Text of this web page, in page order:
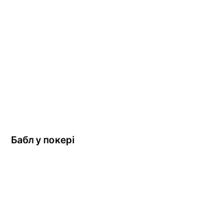
Бабл у покері